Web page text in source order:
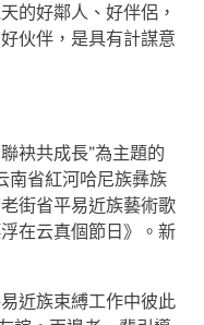
的好鄰人、好伴侶，
伙伴，是具有計謀意
袂共成長”為主題的
南省紅河哈尼族彝族
街省平易近族藝術歌
在云真個節日》。新
近族束縛工作中彼此